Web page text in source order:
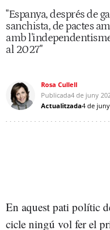
"Espanya, després de
sanchista, de pactes
amb
al 2027"
Rosa Cullell
Publicada4 de juny
Actualitzada4 de
En aquest pati polític
cicle ningú vol fer el